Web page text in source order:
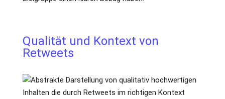
Qualität und Kontext von
Retweets